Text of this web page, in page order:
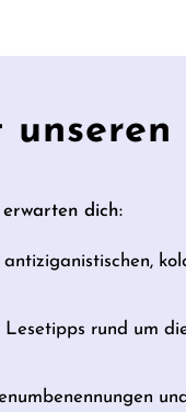
unseren
dich:
Lesetipps rund um